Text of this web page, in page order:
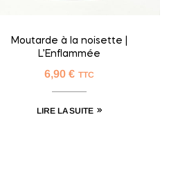
Moutarde à la noisette |
L’Enflammée
6,90€ TTC
LIRE LA SUITE